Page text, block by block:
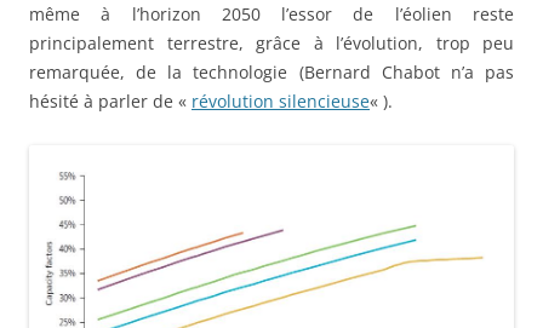
même à l’horizon 2050 l’essor de l’éolien reste
principalement terrestre, grâce à l’évolution, trop peu
remarquée, de la technologie (Bernard Chabot n’a pas
hésité à parler de « révolution silencieuse« ).